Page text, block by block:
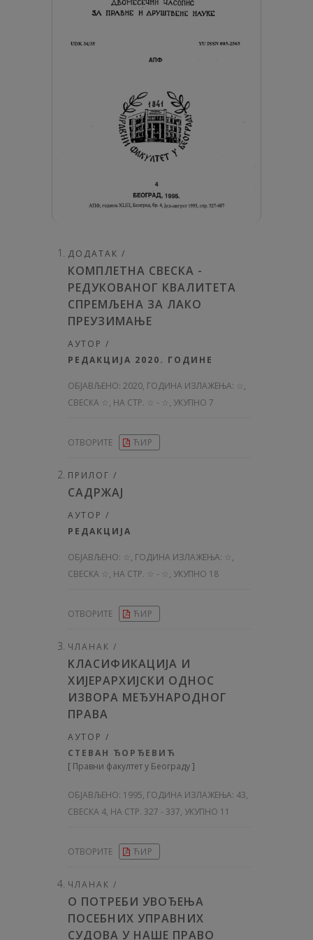
ДОДАТАК /
КОМПЛЕТНА СВЕСКА -
РЕДУКОВАНОГ КВАЛИТЕТА
СПРЕМЉЕНА ЗА ЛАКО
ПРЕУЗИМАЊЕ
АУТОР /
РЕДАКЦИЈА 2020. ГОДИНЕ
ОБЈАВЉЕНО: 2020, ГОДИНА ИЗЛАЖЕЊА: ☆ ,
СВЕСКА ☆, НА СТР. ☆ - ☆, УКУПНО 7
ОТВОРИТЕ ЋИР
ПРИЛОГ /
САДРЖАЈ
АУТОР /
РЕДАКЦИЈА
ОБЈАВЉЕНО: ☆, ГОДИНА ИЗЛАЖЕЊА: ☆ ,
СВЕСКА ☆, НА СТР. ☆ - ☆, УКУПНО 18
ОТВОРИТЕ ЋИР
ЧЛАНАК /
KЛАСИФИКАЦИЈА И
ХИЈЕРАРХИЈСКИ ОДНОС
ИЗВОРА МЕЂУНАРОДНОГ
ПРАВА
АУТОР /
СТЕВАН ЂОРЂЕВИЋ
[ Правни факултет у Београду]
ОБЈАВЉЕНО: 1995, ГОДИНА ИЗЛАЖЕЊА: 43,
СВЕСКА 4, НА СТР. 327 - 337, УКУПНО 11
ОТВОРИТЕ ЋИР
ЧЛАНАК /
О ПОТРЕБИ УВОЂЕЊА
ПОСЕБНИХ УПРАВНИХ
СУДОВА У НАШЕ ПРАВО